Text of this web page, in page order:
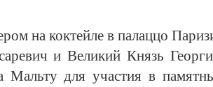
на коктейле в палаццо
и Великий Князь
Мальту для участия в